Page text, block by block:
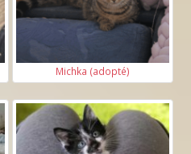
Michka (adopté)